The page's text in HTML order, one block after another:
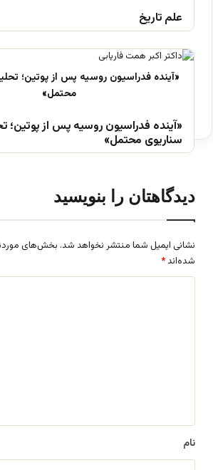
علم تاریخ
«آینده فدراسیون روسیه پس از پوتین؛
سناریوی محتمل»
دیدگاهتان را بنویسید
نشانی ایمیل شما منتشر نخواهد شد. بخش‌های
شده‌اند *
نام